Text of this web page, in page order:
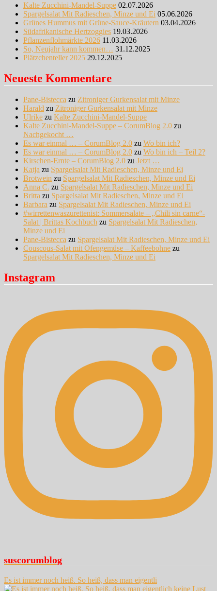
Kalte Zucchini-Mandel-Suppe 02.07.2026
Spargelsalat Mit Radieschen, Minze und Ei 05.06.2026
Grünes Hummus mit Grüne-Sauce-Kräutern 03.04.2026
Südafrikanische Hertzoggies 19.03.2026
Pflanzenflohmärkte 2026 11.03.2026
So, Neujahr kann kommen… 31.12.2025
Plätzchenteller 2025 29.12.2025
Neueste Kommentare
Pane-Bistecca zu Zitroniger Gurkensalat mit Minze
Harald zu Zitroniger Gurkensalat mit Minze
Ulrike zu Kalte Zucchini-Mandel-Suppe
Kalte Zucchini-Mandel-Suppe – CorumBlog 2.0 zu
Nachgekocht …
Es war einmal … – CorumBlog 2.0 zu Wo bin ich?
Es war einmal … – CorumBlog 2.0 zu Wo bin ich – Teil 2?
Kirschen-Ernte – CorumBlog 2.0 zu Jetzt …
Katja zu Spargelsalat Mit Radieschen, Minze und Ei
Brotwein zu Spargelsalat Mit Radieschen, Minze und Ei
Anna C. zu Spargelsalat Mit Radieschen, Minze und Ei
Britta zu Spargelsalat Mit Radieschen, Minze und Ei
Barbara zu Spargelsalat Mit Radieschen, Minze und Ei
#wirrettenwaszurettenist: Sommersalate – „Chili sin carne“-
Salat | Brittas Kochbuch zu Spargelsalat Mit Radieschen,
Minze und Ei
Pane-Bistecca zu Spargelsalat Mit Radieschen, Minze und Ei
Couscous-Salat mit Ofengemüse – Kaffeebohne zu
Spargelsalat Mit Radieschen, Minze und Ei
Instagram
suscorumblog
Es ist immer noch heiß. So heiß, dass man eigentli